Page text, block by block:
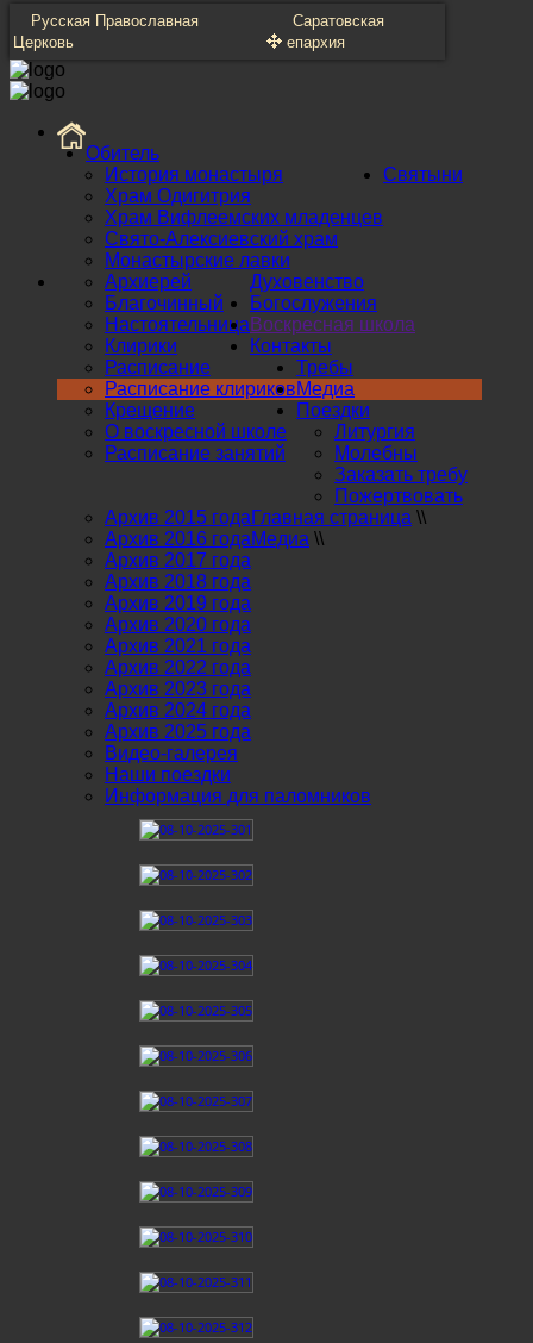
Русская Православная
Церковь
Саратовская
епархия
Обитель
История монастыря
Храм Одигитрия
Храм Вифлеемских младенцев
Свято-Алексиевский храм
Монастырские лавки
Святыни
Духовенство
Архиерей
Благочинный
Настоятельница
Клирики
Богослужения
Расписание
Расписание клириков
Крещение
Воскресная школа
О воскресной школе
Расписание занятий
Контакты
Требы
Литургия
Молебны
Заказать требу
Пожертвовать
Медиа
Архив 2015 года
Архив 2016 года
Архив 2017 года
Архив 2018 года
Архив 2019 года
Архив 2020 года
Архив 2021 года
Архив 2022 года
Архив 2023 года
Архив 2024 года
Архив 2025 года
Видео-галерея
Поездки
Наши поездки
Информация для паломников
Главная страница \\
Медиа \\